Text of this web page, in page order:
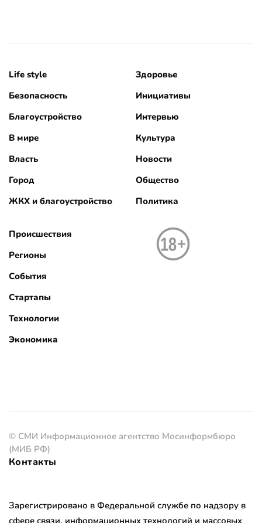
Life style
Безопасность
Благоустройство
В мире
Власть
Город
ЖКХ и благоустройство
Здоровье
Инициативы
Интервью
Культура
Новости
Общество
Политика
Происшествия
Регионы
События
Стартапы
Технологии
Экономика
© СМИ Информационное агентство Мосинформбюро
(МИБ РФ)
Контакты
Зарегистрировано в Федеральной службе по надзору в
сфере связи, информационных технологий и массовых